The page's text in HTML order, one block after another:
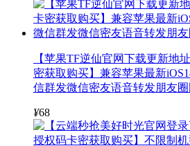
【苹果TF逆仙官网下载更新地
密获取购买】兼容苹果最新
信群发微信密友语音转发朋友
¥68